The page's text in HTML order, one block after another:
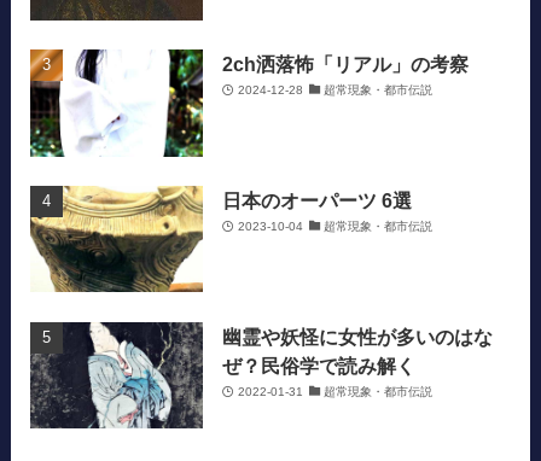
2ch洒落怖「リアル」の考察
2024-12-28 超常現象・都市伝説
日本のオーパーツ 6選
2023-10-04 超常現象・都市伝説
幽霊や妖怪に女性が多いのはな
ぜ？民俗学で読み解く
2022-01-31 超常現象・都市伝説